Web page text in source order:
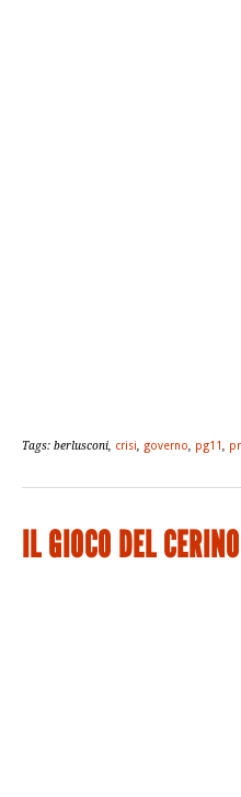
Tags: berlusconi, crisi governo pg11
IL GIOCO DEL CERINO